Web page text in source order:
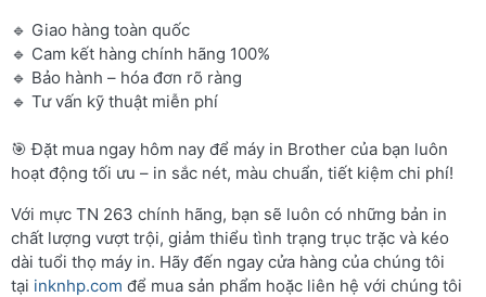
🔹 Giao hàng toàn quốc
🔹 Cam kết hàng chính hãng 100%
🔹 Bảo hành – hóa đơn rõ ràng
🔹 Tư vấn kỹ thuật miễn phí
🎯 Đặt mua ngay hôm nay để máy in Brother của bạn luôn
hoạt động tối ưu – in sắc nét, màu chuẩn, tiết kiệm chi phí!
Với mực TN 263 chính hãng, bạn sẽ luôn có những bản in
chất lượng vượt trội, giảm thiểu tình trạng trục trặc và kéo
dài tuổi thọ máy in. Hãy đến ngay cửa hàng của chúng tôi
tại inknhp.com để mua sản phẩm hoặc liên hệ với chúng tôi